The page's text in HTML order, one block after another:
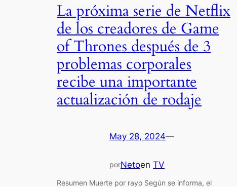
La próxima serie de Netflix
de los creadores de Game
of Thrones después de 3
problemas corporales
recibe una importante
actualización de rodaje
May 28, 2024—
porNetoen TV
Resumen Muerte por rayo Según se informa, el